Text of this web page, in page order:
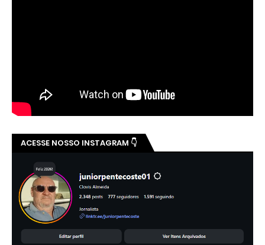
ACESSE NOSSO INSTAGRAM 👇